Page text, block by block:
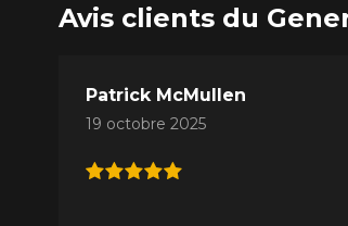
Avis clients du
Patrick McMullen
19 octobre 2025